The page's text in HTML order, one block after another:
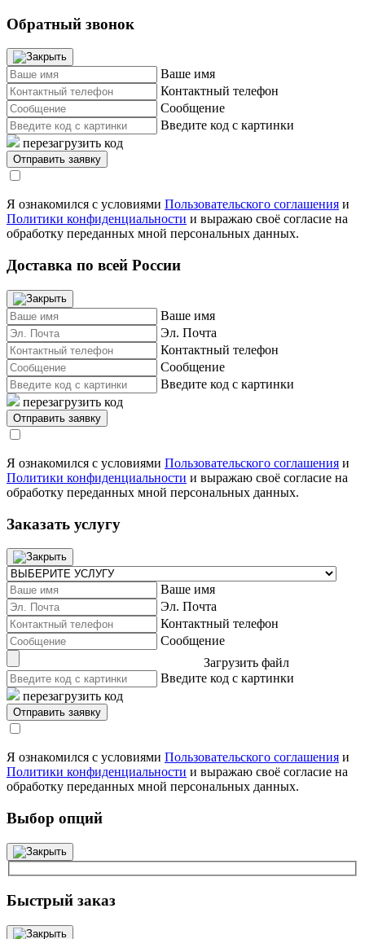
Обратный звонок
Ваше имя
Контактный телефон
Сообщение
Введите код с картинки
перезагрузить код
Я ознакомился с условиями Пользовательского соглашения и
Политики конфиденциальности и выражаю своё согласие на
обработку переданных мной персональных данных.
Доставка по всей России
Ваше имя
Эл. Почта
Контактный телефон
Сообщение
Введите код с картинки
перезагрузить код
Я ознакомился с условиями Пользовательского соглашения и
Политики конфиденциальности и выражаю своё согласие на
обработку переданных мной персональных данных.
Заказать услугу
Ваше имя
Эл. Почта
Контактный телефон
Сообщение
Загрузить файл
Введите код с картинки
перезагрузить код
Я ознакомился с условиями Пользовательского соглашения и
Политики конфиденциальности и выражаю своё согласие на
обработку переданных мной персональных данных.
Выбор опций
Быстрый заказ